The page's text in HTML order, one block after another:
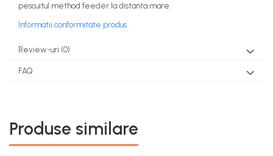
pescuitul method feeder la distanta mare.
Informatii conformitate produs
Review-uri (0)
FAQ
Produse similare